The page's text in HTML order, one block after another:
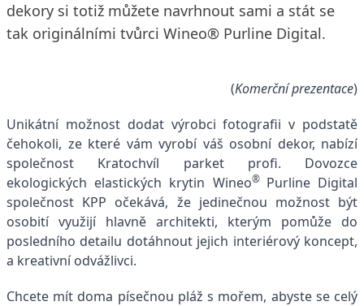
dekory si totiž můžete navrhnout sami a stát se
tak originálními tvůrci Wineo® Purline Digital.
(Komerční prezentace)
Unikátní možnost dodat výrobci fotografii v podstatě
čehokoli, ze které vám vyrobí váš osobní dekor, nabízí
společnost Kratochvíl parket profi. Dovozce
ekologických elastických krytin Wineo® Purline Digital
společnost KPP očekává, že jedinečnou možnost být
osobití využijí hlavně architekti, kterým pomůže do
posledního detailu dotáhnout jejich interiérový koncept,
a kreativní odvážlivci.
Chcete mít doma písečnou pláž s mořem, abyste se celý